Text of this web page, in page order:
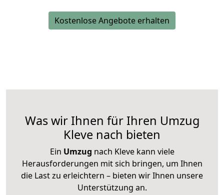
Kostenlose Angebote erhalten
Was wir Ihnen für Ihren Umzug
Kleve nach bieten
Ein Umzug nach Kleve kann viele
Herausforderungen mit sich bringen, um Ihnen
die Last zu erleichtern – bieten wir Ihnen unsere
Unterstützung an.